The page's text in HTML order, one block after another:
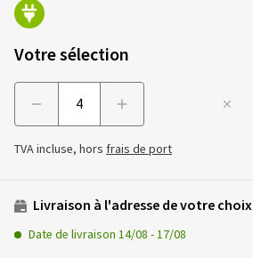
Votre sélection
TVA incluse, hors frais de port
Livraison à l'adresse de votre choix
Date de livraison 14/08 -17/08